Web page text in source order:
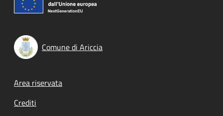
Comune di Ariccia
Footer menu
Area riservata
Crediti